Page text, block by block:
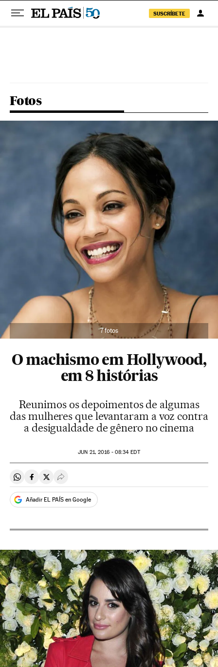
SUSCRÍBETE
Fotos
7 fotos
O machismo em Hollywood,
em 8 histórias
Reunimos os depoimentos de algumas
das mulheres que levantaram a voz contra
a desigualdade de gênero no cinema
JUN 21, 2016 - 08:34 EDT
Compartir en Whatsapp
Compartir en Facebook
Compartir en Twitter
Desplegar Redes Sociales
Añadir EL PAÍS en Google